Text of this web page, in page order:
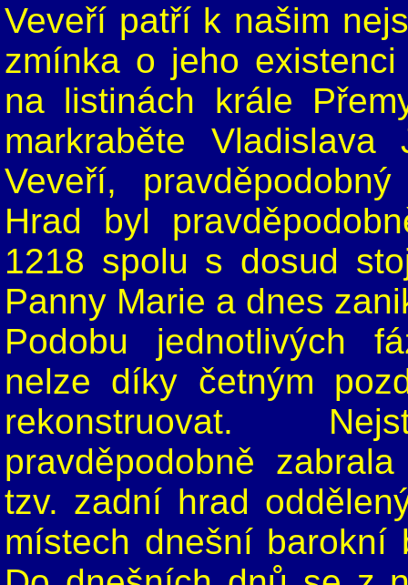
Veveří patří k našim
zmínka o jeho
na listinách krále
markraběte
Veveří,
Hrad byl
1218 spolu s dosud
Panny Marie a dnes
Podobu jednotlivých
nelze díky četným
rekonstruovat.
pravděpodobně
tzv. zadní hrad
místech dnešní barokní